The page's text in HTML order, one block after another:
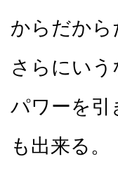
からだから
さらにい
パワーを引
も出来る。